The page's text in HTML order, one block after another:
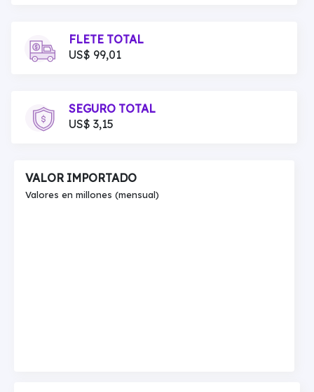
FLETE TOTAL
US$ 99,01
SEGURO TOTAL
US$ 3,15
VALOR IMPORTADO
Valores en millones (mensual)